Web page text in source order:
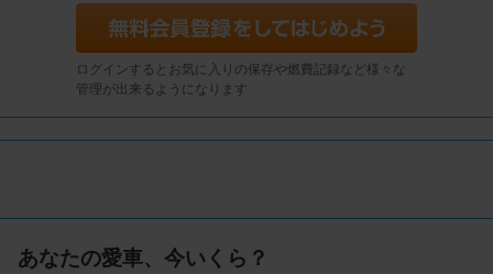
ログインするとお気に入りの保存や燃費記録など様々な
管理が出来るようになります
あなたの愛車、今いくら？